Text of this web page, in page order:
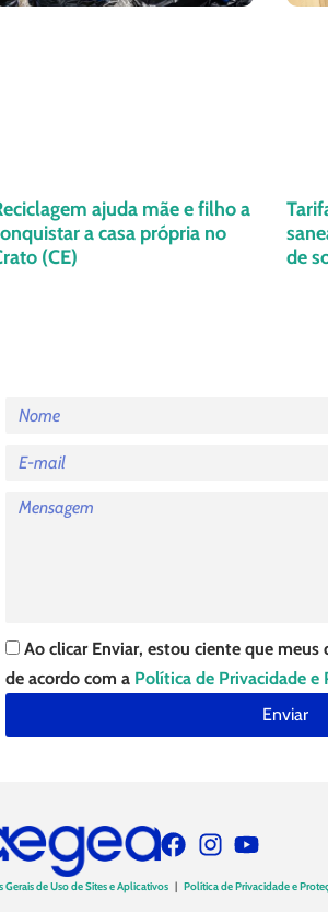
ajuda mãe e filho a
a casa própria no
(CE)
de
Ao clicar Enviar, estou ciente que meus
de acordo com a Política de Privacidade e
Enviar
Gerais de Uso de Sites e Aplicativos | Política de Privacidade e